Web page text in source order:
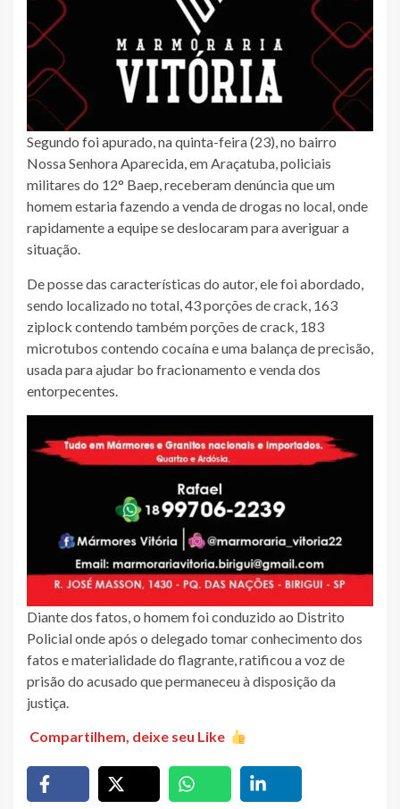
Segundo foi apurado, na quinta-feira (23), no bairro
Nossa Senhora Aparecida, em Araçatuba, policiais
militares do 12° Baep, receberam denúncia que um
homem estaria fazendo a venda de drogas no local, onde
rapidamente a equipe se deslocaram para averiguar a
situação.
De posse das características do autor, ele foi abordado,
sendo localizado no total, 43 porções de crack, 163
ziplock contendo também porções de crack, 183
microtubos contendo cocaína e uma balança de precisão,
usada para ajudar bo fracionamento e venda dos
entorpecentes.
Diante dos fatos, o homem foi conduzido ao Distrito
Policial onde após o delegado tomar conhecimento dos
fatos e materialidade do flagrante, ratificou a voz de
prisão do acusado que permaneceu à disposição da
justiça.
Compartilhem, deixe seu Like